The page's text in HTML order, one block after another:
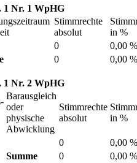
1 Nr. 1 WpHG
Stimmrechte
absolut
in %
0
0,00 %
0 0,00 %
1 Nr. 2 WpHG
Barausgleich
oder
physische
Abwicklung
Stimmrechte
absolut
in %
0
0,00 %
Summe
0 0,00 %